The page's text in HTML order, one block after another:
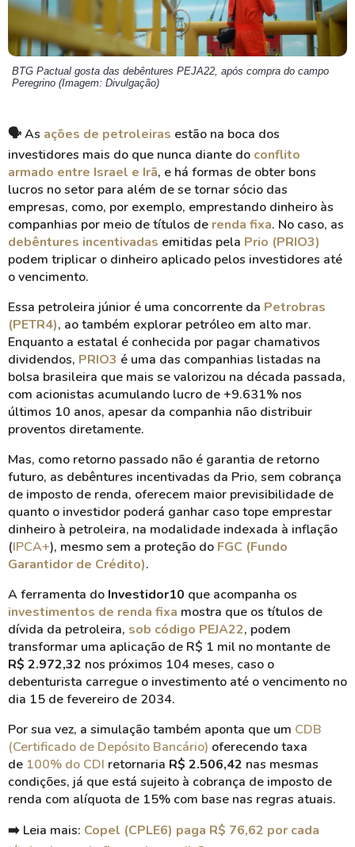
BTG Pactual gosta das debêntures PEJA22, após compra do campo
Peregrino (Imagem: Divulgação)
🗣️ As ações de petroleiras estão na boca dos
investidores mais do que nunca diante do conflito
armado entre Israel e Irã, e há formas de obter bons
lucros no setor para além de se tornar sócio das
empresas, como, por exemplo, emprestando dinheiro às
companhias por meio de títulos de renda fixa. No caso, as
debêntures incentivadas emitidas pela Prio (PRIO3)
podem triplicar o dinheiro aplicado pelos investidores até
o vencimento.
Essa petroleira júnior é uma concorrente da Petrobras
(PETR4), ao também explorar petróleo em alto mar.
Enquanto a estatal é conhecida por pagar chamativos
dividendos, PRIO3 é uma das companhias listadas na
bolsa brasileira que mais se valorizou na década passada,
com acionistas acumulando lucro de +9.631% nos
últimos 10 anos, apesar da companhia não distribuir
proventos diretamente.
Mas, como retorno passado não é garantia de retorno
futuro, as debêntures incentivadas da Prio, sem cobrança
de imposto de renda, oferecem maior previsibilidade de
quanto o investidor poderá ganhar caso tope emprestar
dinheiro à petroleira, na modalidade indexada à inflação
(IPCA+), mesmo sem a proteção do FGC (Fundo
Garantidor de Crédito).
A ferramenta do Investidor10 que acompanha os
investimentos de renda fixa mostra que os títulos de
dívida da petroleira, sob código PEJA22, podem
transformar uma aplicação de R$ 1 mil no montante de
R$ 2.972,32 nos próximos 104 meses, caso o
debenturista carregue o investimento até o vencimento no
dia 15 de fevereiro de 2034.
Por sua vez, a simulação também aponta que um CDB
(Certificado de Depósito Bancário) oferecendo taxa
de 100% do CDI retornaria R$ 2.506,42 nas mesmas
condições, já que está sujeito à cobrança de imposto de
renda com alíquota de 15% com base nas regras atuais.
➡️ Leia mais: Copel (CPLE6) paga R$ 76,62 por cada